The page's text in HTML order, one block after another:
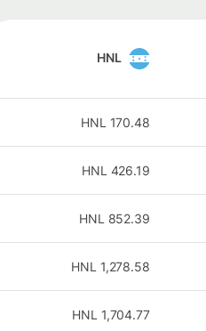
HNL
170.48
HNL
426.19
HNL
852.39
HNL
1,278.58
HNL
1,704.77
HNL